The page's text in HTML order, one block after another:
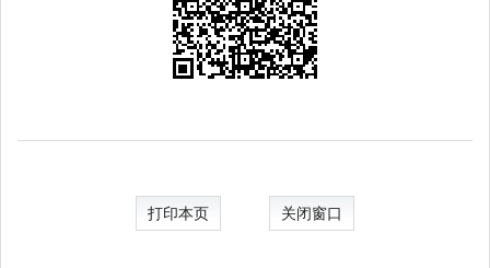
打印本页 关闭窗口